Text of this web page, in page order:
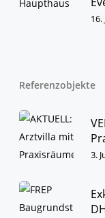
unser persönliches
und unser hohes
16.
Referenzobjekte
3.